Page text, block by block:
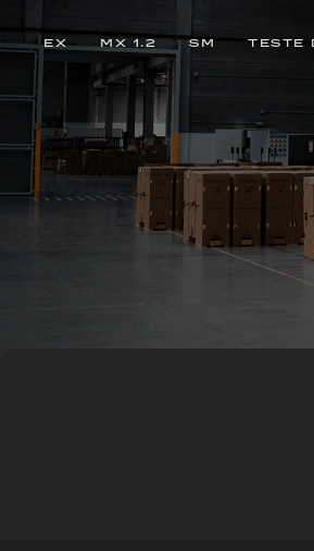
EX MX 1.2 SM TESTE